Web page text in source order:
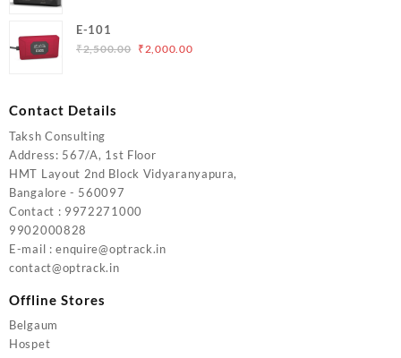
₹5,000.00.
E-101
₹2,500.00 Original
₹2,000.00Current
Contact Details
Taksh Consulting
Address: 567/A, 1st Floor
HMT Layout 2nd Block Vidyaranyapura,
Bangalore - 560097
Contact : 9972271000
9902000828
E-mail : enquire@optrack.in
contact@optrack.in
Offline Stores
Belgaum
Hospet